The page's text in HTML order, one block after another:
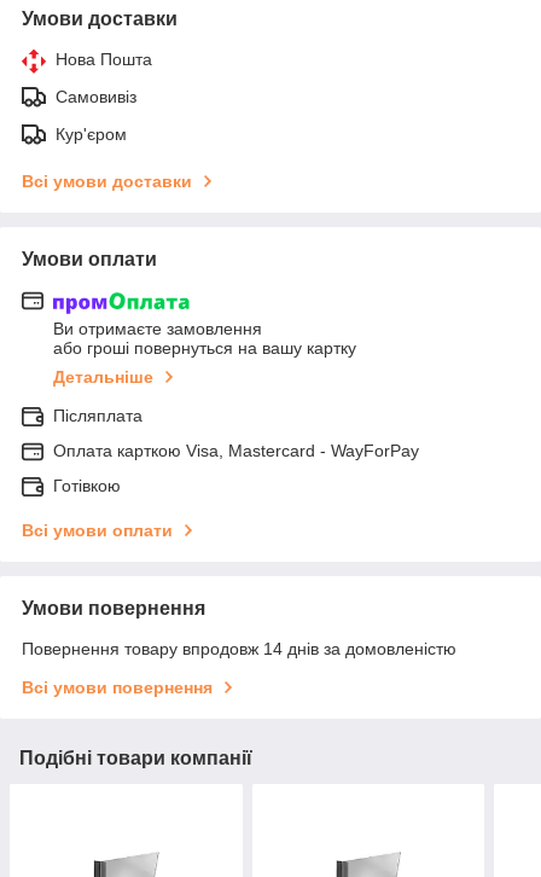
Умови доставки
Нова Пошта
Самовивіз
Кур'єром
Всі умови доставки
Умови оплати
Ви отримаєте замовлення
або гроші повернуться на вашу картку
Детальніше
Післяплата
Оплата карткою Visa, Mastercard - WayForPay
Готівкою
Всі умови оплати
Умови повернення
Повернення товару впродовж 14 днів за домовленістю
Всі умови повернення
Подібні товари компанії